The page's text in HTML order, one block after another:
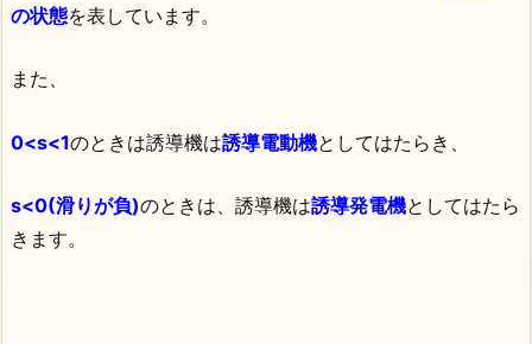
の状態を表しています。
また、
0<s<1のときは誘導機は誘導電動機としてはたらき、
s<0(滑りが負)のときは、誘導機は誘導発電機としてはたら
きます。